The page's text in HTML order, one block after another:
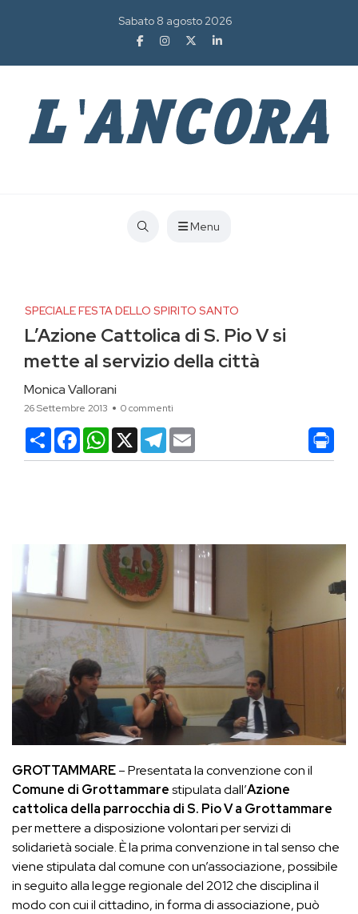
Sabato 8 agosto 2026
Menu
SPECIALE FESTA DELLO SPIRITO SANTO
L’Azione Cattolica di S. Pio V si
mette al servizio della città
Monica Vallorani
26 Settembre 2013 0 commenti
CondividiFacebookWhatsApp
X Telegram
GROTTAMMARE– Presentata la convenzione con il
Comune di Grottammarestipulata dall’Azione
cattolica della parrocchia di S. Pio V a Grottammare
per mettere a disposizione volontari per servizi di
solidarietà sociale. È la prima convenzione in tal senso che
viene stipulata dal comune con un’associazione, possibile
in seguito alla legge regionale del 2012 che disciplina il
modo con cui il cittadino, in forma di associazione, può